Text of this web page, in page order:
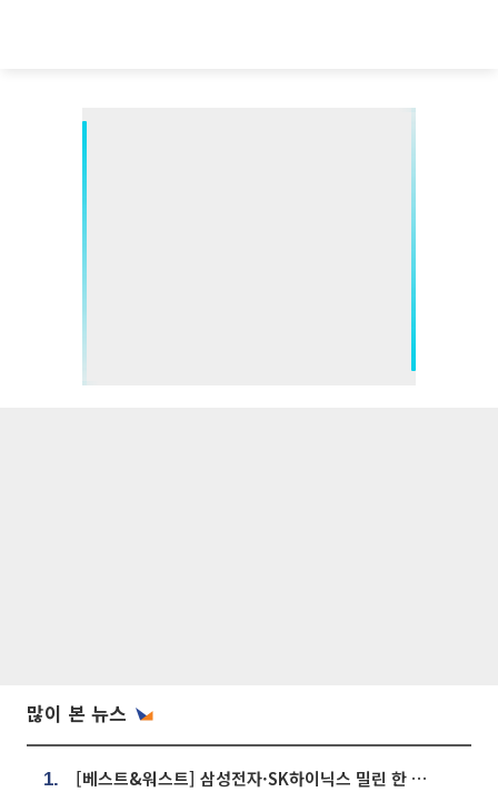
많이 본 뉴스
1. [베스트&워스트] 삼성전자·SK하이닉스 밀린 한 주…상상인증권은 85% 급등